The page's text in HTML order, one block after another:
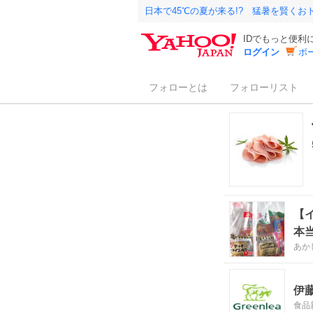
日本で45℃の夏が来る!? 猛暑を賢くお
IDでもっと便利
ログイン
ボ
フォローとは フォローリスト
【
本
あか
伊
食品